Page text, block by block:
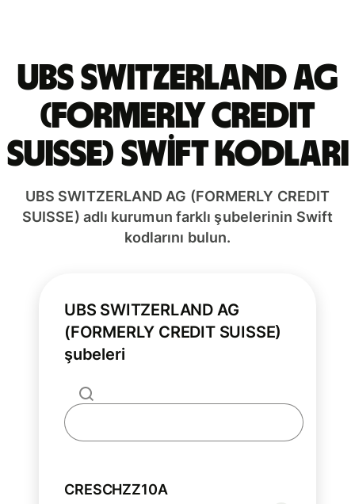
UBS SWITZERLAND AG
(FORMERLY CREDIT
SUISSE) Swift kodları
UBS SWITZERLAND AG (FORMERLY CREDIT
SUISSE) adlı kurumun farklı şubelerinin Swift
kodlarını bulun.
UBS SWITZERLAND AG
(FORMERLY CREDIT SUISSE)
şubeleri
CRESCHZZ10A